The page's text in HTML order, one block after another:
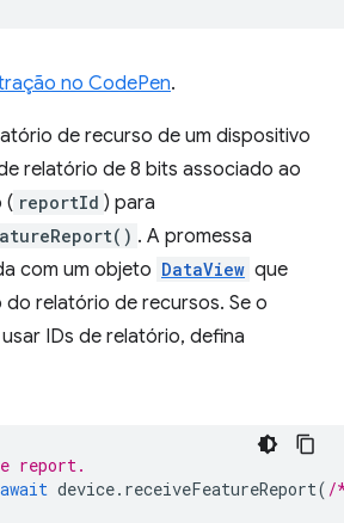
no CodePen.
de recurso de um dispositivo
relatório de 8 bits associado ao
( reportId ) para
. A promessa
com um objeto DataView que
relatório de recursos. Se o
IDs de relatório, defina
report.
await device. receiveFeatureReport( /